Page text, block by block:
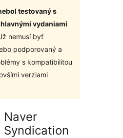
testovaný s
vydaniami
nemusí byť
podporovaný a
s kompatibilitou
verziami
Naver
Syndication